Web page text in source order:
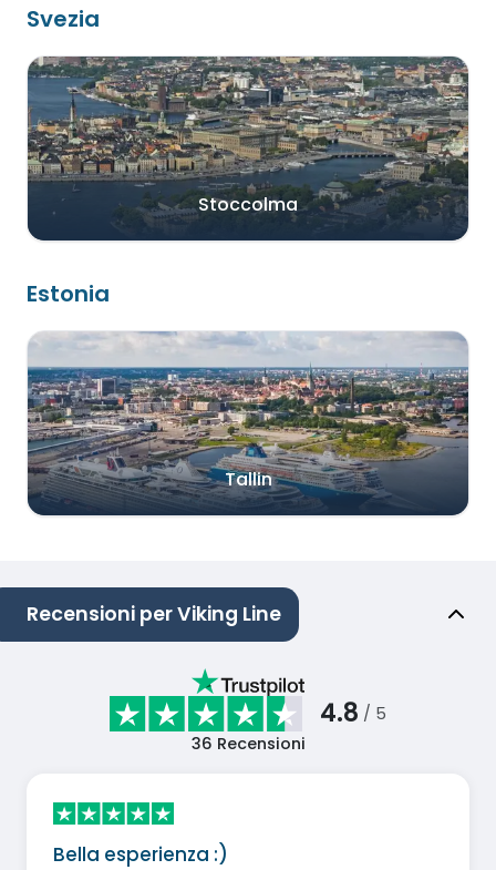
Svezia
Stoccolma
Estonia
Tallin
Recensioni per Viking Line
4.8 / 5
36 Recensioni
Bella esperienza :)